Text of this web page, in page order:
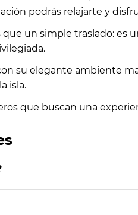
podrás relajarte y
un simple traslado:
su elegante ambiente
isla.
que buscan una